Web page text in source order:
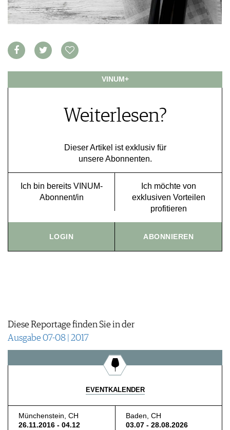
VORTEILSWELT
APPS
VIDEOS
BILDSTRECKEN
NEWS
WEINWIRTSCHAFT
VINOPHILES
ANMELDEN
ABO
WEINSUCHE
NEWSLETTER
REDAKTION
WERBUNG
VINUM+
Weiterlesen?
Dieser Artikel ist exklusiv für
unsere Abonnenten.
Ich bin bereits VINUM-
Abonnent/in
Ich möchte von
exklusiven Vorteilen
profitieren
LOGIN ABONNIEREN
Diese Reportage finden Sie in der
Ausgabe 07-08 | 2017
EVENTKALENDER
Münchenstein, CH
26.11.2016 - 04.12
Baden, CH
03.07 - 28.08.2026